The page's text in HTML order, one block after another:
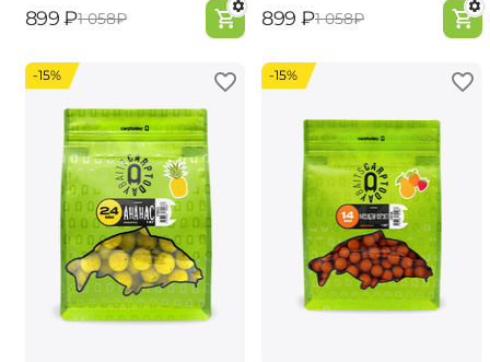
‍899‍ ₽‍1 058‍₽ ‍899‍ ₽‍1 058‍₽
-15% -15%